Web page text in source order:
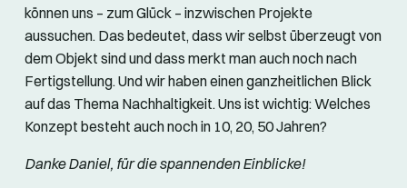
können uns – zum Glück – inzwischen Projekte
aussuchen. Das bedeutet, dass wir selbst überzeugt von
dem Objekt sind und dass merkt man auch noch nach
Fertigstellung. Und wir haben einen ganzheitlichen Blick
auf das Thema Nachhaltigkeit. Uns ist wichtig: Welches
Konzept besteht auch noch in 10, 20, 50 Jahren?
Danke Daniel, für die spannenden Einblicke!